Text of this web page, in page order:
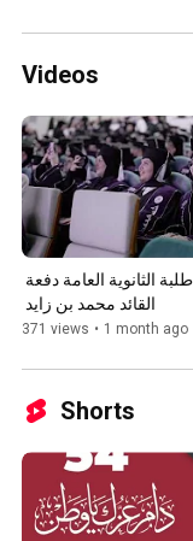
Videos
القائد محمد بن زايد
371 views • 1 month ago
Shorts